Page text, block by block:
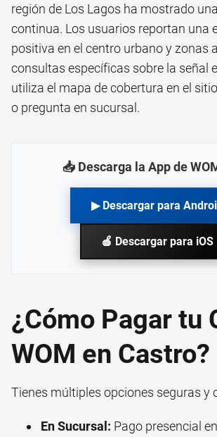
región de Los Lagos ha mostrado
continua. Los usuarios reportan una
positiva en el centro urbano y zonas
consultas específicas sobre la señal
utiliza el mapa de cobertura en el
o pregunta en sucursal.
📥 Descarga la App de
▶ Descargar para
🍎 Descargar para iOS
¿Cómo Pagar tu
WOM en Castro?
Tienes múltiples opciones seguras y
En Sucursal: Pago presencial